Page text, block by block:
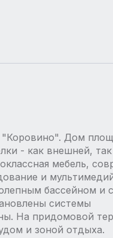
"Коровино". Дом
- как внешней,
мебель,
и
бассейном и
системы
На придомовой
и зоной отдыха.